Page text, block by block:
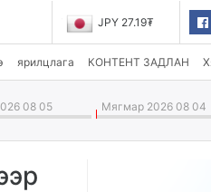
JPY 27.19₮
ярилцлага КОНТЕНТ ЗАДЛАН
08 05 Мягмар 2026 08 04